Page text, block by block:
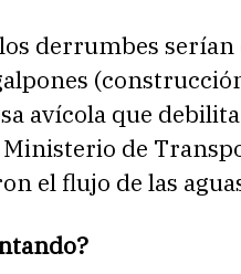
derrumbes
avícola que
de
el flujo de las